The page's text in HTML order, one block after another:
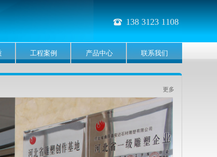
뀰 138 3123 1108
工程案例 产品中心 联系我们
更多